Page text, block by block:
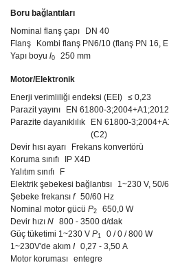
Boru bağlantıları
Nominal flanş çapı
DN 40
Flanş
Kombi flanş PN6/10 (flanş PN 16,
Yapı boyu l0 250 mm
Motor/Elektronik
Enerji verimliliği endeksi (EEI) ≤ 0,23
Parazit yayını
EN 61800-
Parazite dayanıklılık
EN 61800-
(C2)
Devir hısı ayarı
Frekans konvertörü
Koruma sınıfı
IP X4D
Yalıtım sınıfı
F
Elektrik şebekesi bağlantısı
1~230 V, 50/
Şebeke frekansı f 50/60 Hz
Nominal motor gücü P2
650,0 W
Devir hızı N 800 - 3500 d/dak
Güç tüketimi 1~230 V P1
0 / 0 / 800 W
1~230V'de akım I 0,27 - 3,50 A
Motor koruması entegre